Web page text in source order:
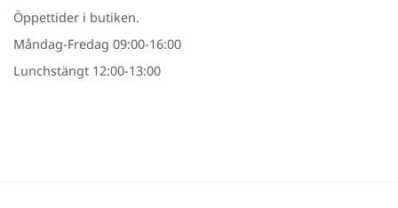
Öppettider i butiken.
Måndag-Fredag 09:00-16:00
Lunchstängt 12:00-13:00